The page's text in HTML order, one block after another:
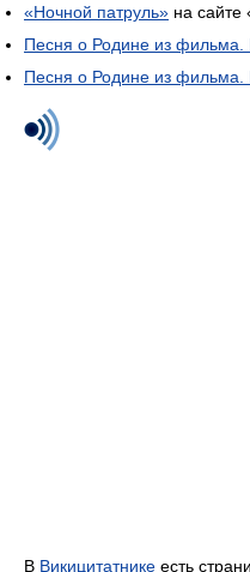
«Ночной патруль» на сайте
Песня о Родине из
Песня о Родине из
В Викицитатнике есть